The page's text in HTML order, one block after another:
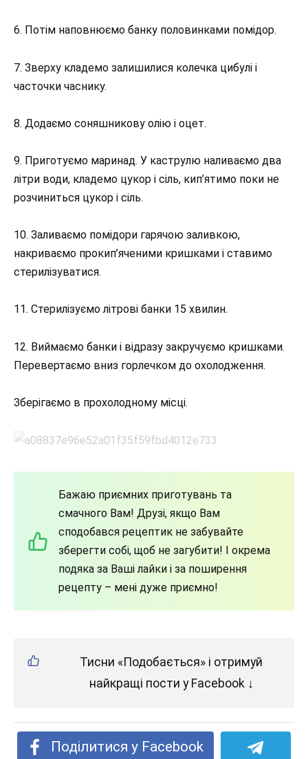
6. Потім наповнюємо банку половинками помідор.
7. Зверху кладемо залишилися колечка цибулі і
часточки часнику.
8. Додаємо соняшникову олію і оцет.
9. Приготуємо маринад. У каструлю наливаємо два
літри води, кладемо цукор і сіль, кип’ятимо поки не
розчиниться цукор і сіль.
10. Заливаємо помідори гарячою заливкою,
накриваємо прокип’яченими кришками і ставимо
стерилізуватися.
11. Стерилізуємо літрові банки 15 хвилин.
12. Виймаємо банки і відразу закручуємо кришками.
Перевертаємо вниз горлечком до охолодження.
Зберігаємо в прохолодному місці.
Бажаю приємних приготувань та
смачного Вам! Друзі, якщо Вам
сподобався рецептик не забувайте
зберегти собі, щоб не загубити! І окрема
подяка за Ваші лайки і за поширення
рецепту – мені дуже приємно!
Тисни «Подобається» і отримуй
найкращі пости у Facebook ↓
Поділитися у Facebook